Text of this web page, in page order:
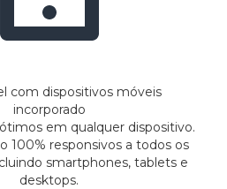
com dispositivos móveis
incorporado
em qualquer dispositivo.
100% responsivos a todos os
smartphones, tablets e
desktops.